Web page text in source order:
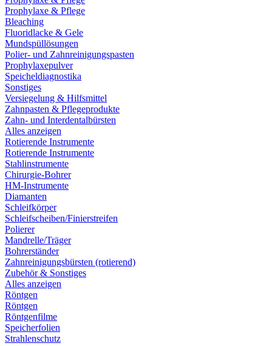
Prophylaxe & Pflege
Bleaching
Fluoridlacke & Gele
Mundspüllösungen
Polier- und Zahnreinigungspasten
Prophylaxepulver
Speicheldiagnostika
Sonstiges
Versiegelung & Hilfsmittel
Zahnpasten & Pflegeprodukte
Zahn- und Interdentalbürsten
Alles anzeigen
Rotierende Instrumente
Rotierende Instrumente
Stahlinstrumente
Chirurgie-Bohrer
HM-Instrumente
Diamanten
Schleifkörper
Schleifscheiben/Finierstreifen
Polierer
Mandrelle/Träger
Bohrerständer
Zahnreinigungsbürsten (rotierend)
Zubehör & Sonstiges
Alles anzeigen
Röntgen
Röntgen
Röntgenfilme
Speicherfolien
Strahlenschutz